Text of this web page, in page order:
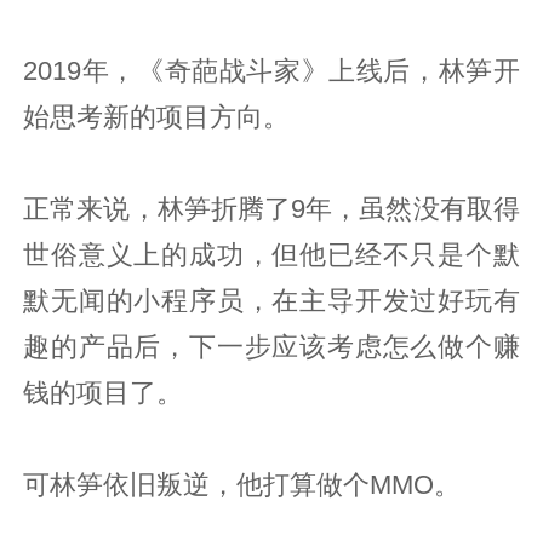
2019年，《奇葩战斗家》上线后，林笋开
始思考新的项目方向。
正常来说，林笋折腾了9年，虽然没有取得
世俗意义上的成功，但他已经不只是个默
默无闻的小程序员，在主导开发过好玩有
趣的产品后，下一步应该考虑怎么做个赚
钱的项目了。
可林笋依旧叛逆，他打算做个MMO。